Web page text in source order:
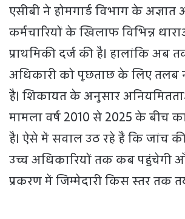
एसीबी ने होमगार्ड विभाग के
कर्मचारियों के खिलाफ विभिन्न
प्राथमिकी दर्ज की है। हालांकि अब
अधिकारी को पूछताछ के लिए तलब
है। शिकायत के अनुसार
मामला वर्ष 2010 से 2025 के बीच
है। ऐसे में सवाल उठ रहे हैं कि जांच
उच्च अधिकारियों तक कब पहुंचेगी
प्रकरण में जिम्मेदारी किस स्तर तक